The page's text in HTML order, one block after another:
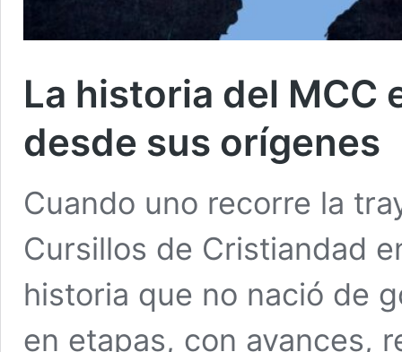
La historia del MCC
desde sus orígenes
Cuando uno recorre la
Cursillos de Cristiandad
historia que no nació de
en etapas, con avances,